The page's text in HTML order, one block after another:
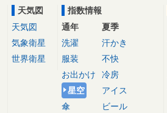
天気図
天気図
気象衛星
世界衛星
指数情報
通年
洗濯
服装
お出かけ
星空
傘
夏季
汗かき
不快
冷房
アイス
ビール